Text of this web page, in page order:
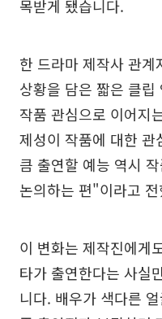
목받게 됐습니다.
한 드라마 제작사 관
상황을 담은 짧은 클
작품 관심으로 이어지
제성이 작품에 대한 관
큼 출연할 예능 역시
논의하는 편"이라고
이 변화는 제작진에게
타가 출연한다는 사실
니다. 배우가 색다른